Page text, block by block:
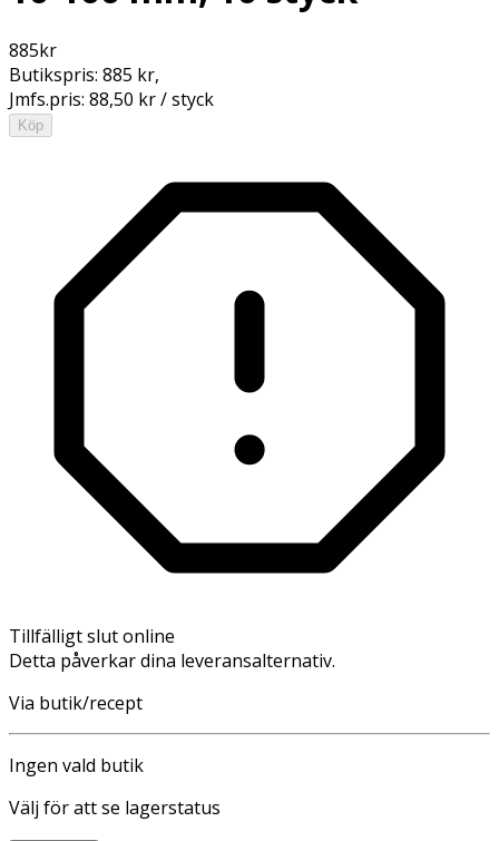
885kr
Butikspris: 885 kr,
Jmfs.pris: 88,50 kr / styck
Köp
Tillfälligt slut online
Detta påverkar dina leveransalternativ.
Via butik/recept
Ingen vald butik
Välj för att se lagerstatus